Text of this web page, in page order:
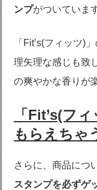
ンプがついていま
「Fit’s(フィッツ)
理矢理な感じも致
の爽やかな香りが
「Fit’s(フ
もらえちゃ
さらに、商品につ
スタンプを必ずゲ